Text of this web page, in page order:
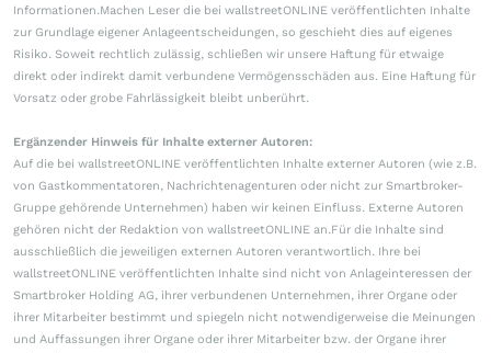
Informationen.Machen Leser die bei wallstreetONLINE veröffentlichten Inhalte
zur Grundlage eigener Anlageentscheidungen, so geschieht dies auf eigenes
Risiko. Soweit rechtlich zulässig, schließen wir unsere Haftung für etwaige
direkt oder indirekt damit verbundene Vermögensschäden aus. Eine Haftung für
Vorsatz oder grobe Fahrlässigkeit bleibt unberührt.
Ergänzender Hinweis für Inhalte externer Autoren:
Auf die bei wallstreetONLINE veröffentlichten Inhalte externer Autoren (wie z.B.
von Gastkommentatoren, Nachrichtenagenturen oder nicht zur Smartbroker-
Gruppe gehörende Unternehmen) haben wir keinen Einfluss. Externe Autoren
gehören nicht der Redaktion von wallstreetONLINE an.Für die Inhalte sind
ausschließlich die jeweiligen externen Autoren verantwortlich. Ihre bei
wallstreetONLINE veröffentlichten Inhalte sind nicht von Anlageinteressen der
Smartbroker Holding AG, ihrer verbundenen Unternehmen, ihrer Organe oder
ihrer Mitarbeiter bestimmt und spiegeln nicht notwendigerweise die Meinungen
und Auffassungen ihrer Organe oder ihrer Mitarbeiter bzw. der Organe ihrer